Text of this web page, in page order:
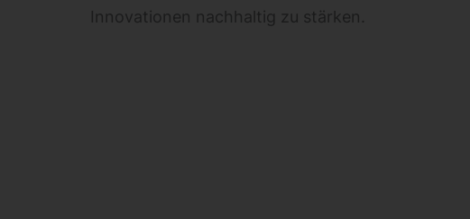
Innovationen nachhaltig zu stärken.